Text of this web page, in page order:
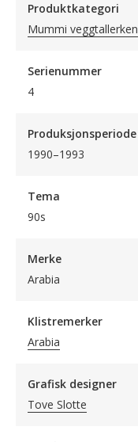
Produktkategori
Mummi veggtallerken
Serienummer
4
Produksjonsperiode
1990–1993
Tema
90s
Merke
Arabia
Klistremerker
Arabia
Grafisk designer
Tove Slotte